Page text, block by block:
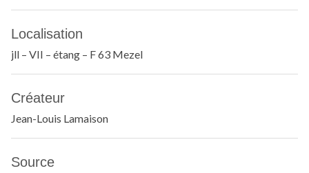
Localisation
jll – VII – étang – F 63 Mezel
Créateur
Jean-Louis Lamaison
Source